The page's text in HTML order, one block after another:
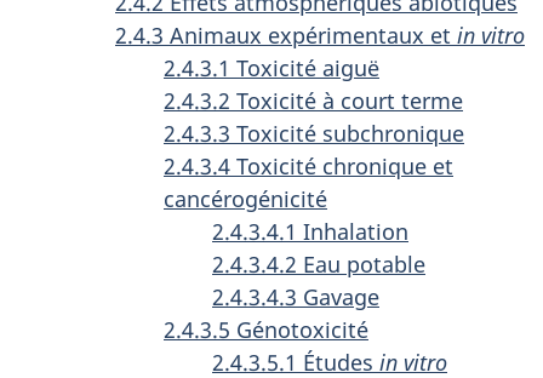
2.4.3 Animaux expérimentaux et in vitro
2.4.3.1 Toxicité aiguë
2.4.3.2 Toxicité à court terme
2.4.3.3 Toxicité subchronique
2.4.3.4 Toxicité chronique et
cancérogénicité
2.4.3.4.1 Inhalation
2.4.3.4.2 Eau potable
2.4.3.4.3 Gavage
2.4.3.5 Génotoxicité
2.4.3.5.1 Études in vitro